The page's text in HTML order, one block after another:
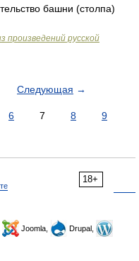
башни (столпа)
произведений русской
Следующая →
6 7 8
9
18+
Joomla,
Drupal,